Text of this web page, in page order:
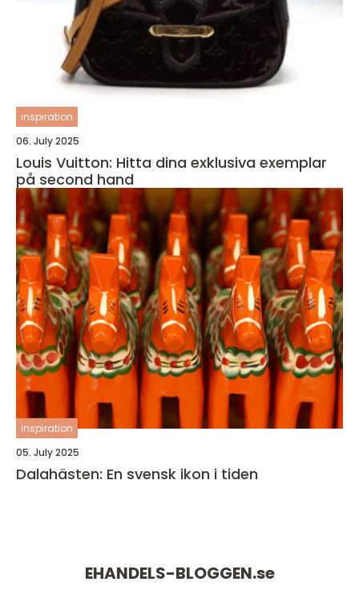
inspiration
06. July 2025
Louis Vuitton: Hitta dina exklusiva exemplar
på second hand
inspiration
05. July 2025
Dalahästen: En svensk ikon i tiden
EHANDELS-BLOGGEN.se